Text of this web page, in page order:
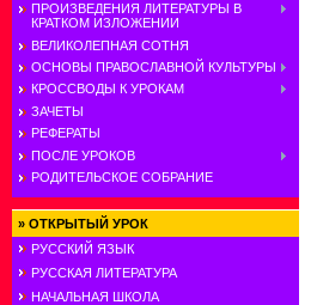
ПРОИЗВЕДЕНИЯ ЛИТЕРАТУРЫ В
КРАТКОМ ИЗЛОЖЕНИИ
ВЕЛИКОЛЕПНАЯ СОТНЯ
ОСНОВЫ ПРАВОСЛАВНОЙ КУЛЬТУРЫ
КРОССВОДЫ К УРОКАМ
ЗАЧЕТЫ
РЕФЕРАТЫ
ПОСЛЕ УРОКОВ
РОДИТЕЛЬСКОЕ СОБРАНИЕ
» ОТКРЫТЫЙ УРОК
РУССКИЙ ЯЗЫК
РУССКАЯ ЛИТЕРАТУРА
НАЧАЛЬНАЯ ШКОЛА